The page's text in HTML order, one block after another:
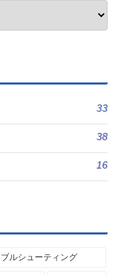
33
38
16
ブルシューティング